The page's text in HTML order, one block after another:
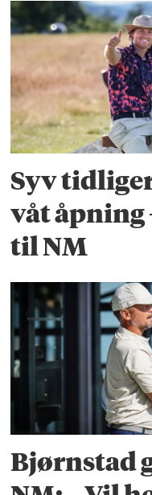
Syv
våt åpning
til NM
Bjørnstad